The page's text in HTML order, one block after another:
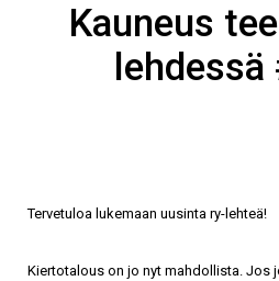
Kauneus
Tervetuloa lukemaan uusinta ry-lehteä!
Kiertotalous on jo nyt mahdollista. Jos